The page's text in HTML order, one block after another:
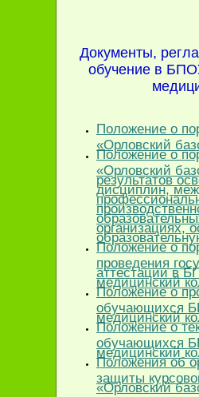
Документы,
обучение в
Положение о
«Орловский
Положение о
«Орловский
результатов
дисциплин,
организациях,
Положение о
проведения
аттестации в
медицинский
Положение о
обучающихся
медицинский
Положение о
обучающихся
медицинский
Положения об
защиты
«Орловский